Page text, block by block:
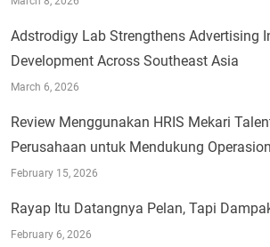
Adstrodigy Lab Strengthens Advertising
Development Across Southeast Asia
March 6, 2026
Review Menggunakan HRIS Mekari
Perusahaan untuk Mendukung
February 15, 2026
Rayap Itu Datangnya Pelan, Tapi
February 6, 2026